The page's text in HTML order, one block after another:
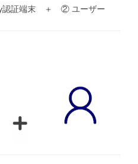
証端末 ＋ ② ユーザー